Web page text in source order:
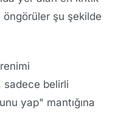
şu şekilde
sadece belirli
yap" mantığına